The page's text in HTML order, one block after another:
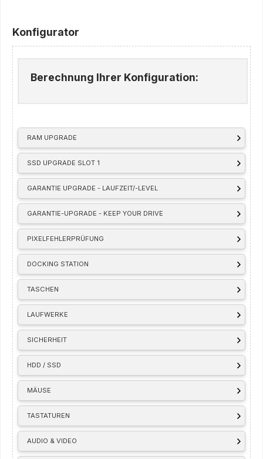
Konfigurator
RAM UPGRADE
SSD UPGRADE SLOT 1
GARANTIE UPGRADE - LAUFZEIT/-LEVEL
GARANTIE-UPGRADE - KEEP YOUR DRIVE
PIXELFEHLERPRÜFUNG
DOCKING STATION
TASCHEN
LAUFWERKE
SICHERHEIT
HDD / SSD
MÄUSE
TASTATUREN
AUDIO & VIDEO
Berechnung Ihrer Konfiguration: